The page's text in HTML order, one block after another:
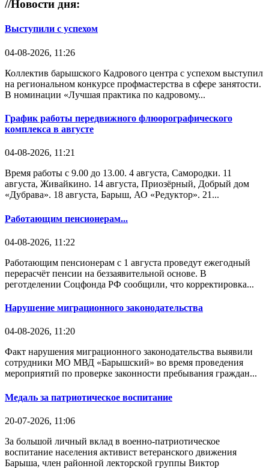
//Новости дня:
Выступили с успехом
04-08-2026, 11:26
Коллектив барышского Кадрового центра с успехом выступил
на региональном конкурсе профмастерства в сфере занятости.
В номинации «Лучшая практика по кадровому...
График работы передвижного флюорографического
комплекса в августе
04-08-2026, 11:21
Время работы с 9.00 до 13.00. 4 августа, Самородки. 11
августа, Живайкино. 14 августа, Приозёрный, Добрый дом
«Дубрава». 18 августа, Барыш, АО «Редуктор». 21...
Работающим пенсионерам...
04-08-2026, 11:22
Работающим пенсионерам с 1 августа проведут ежегодный
перерасчёт пенсии на беззаявительной основе. В
реготделении Соцфонда РФ сообщили, что корректировка...
Нарушение миграционного законодательства
04-08-2026, 11:20
Факт нарушения миграционного законодательства выявили
сотрудники МО МВД «Барышский» во время проведения
мероприятий по проверке законности пребывания граждан...
Медаль за патриотическое воспитание
20-07-2026, 11:06
За большой личный вклад в военно-патриотическое
воспитание населения активист ветеранского движения
Барыша, член районной лекторской группы Виктор